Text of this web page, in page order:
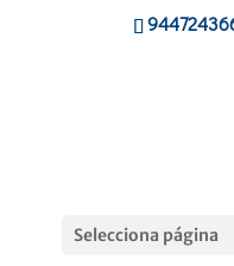
Selecciona página
Hasiera »